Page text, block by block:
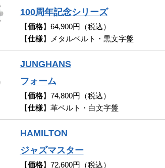
100周年記念シリーズ
【価格】64,900円（税込）
【仕様】メタルベルト・黒文字盤
JUNGHANS
フォーム
【価格】74,800円（税込）
【仕様】革ベルト・白文字盤
HAMILTON
ジャズマスター
【価格】72,600円（税込）